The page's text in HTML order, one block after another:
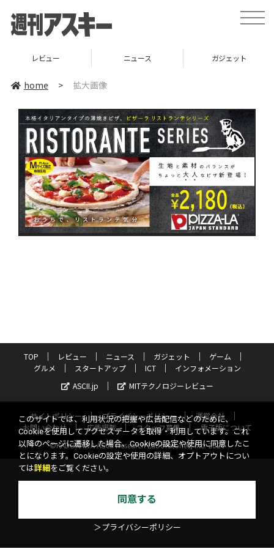
toggle
レビュー ニュース ガジェット
home > 拡大画像
TOP レビュー ニュース ガジェット
ゲーム
グルメ
スタートアップ ICT
インフォメーション
ASCII.jp
MITテクノロジーレビュー
サイトポリシー プライバシーポリシー
運営会社
お問い合わせ
広告掲載 スタッフ募集
電子版について
©KADOKAWA ASCII Research Laboratories, Inc. 2026
このサイトでは、利用状況の把握や広告配信などのために、
Cookieを使用してアクセスデータを取得・利用しています。これ
以降のページに遷移した場合、Cookieの設定や使用に同意したこ
とになります。Cookieの設定や使用の詳細、オプトアウトについ
ては詳細 をご覧ください。
同意する
＞プライバシーポリシー